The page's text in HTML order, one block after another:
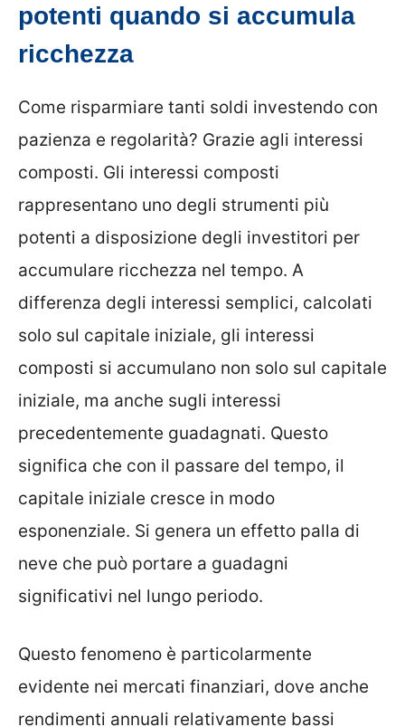
potenti quando si accumula
ricchezza
Come risparmiare tanti soldi investendo con
pazienza e regolarità? Grazie agli interessi
composti. Gli interessi composti
rappresentano uno degli strumenti più
potenti a disposizione degli investitori per
accumulare ricchezza nel tempo. A
differenza degli interessi semplici, calcolati
solo sul capitale iniziale, gli interessi
composti si accumulano non solo sul capitale
iniziale, ma anche sugli interessi
precedentemente guadagnati. Questo
significa che con il passare del tempo, il
capitale iniziale cresce in modo
esponenziale. Si genera un effetto palla di
neve che può portare a guadagni
significativi nel lungo periodo.
Questo fenomeno è particolarmente
evidente nei mercati finanziari, dove anche
rendimenti annuali relativamente bassi